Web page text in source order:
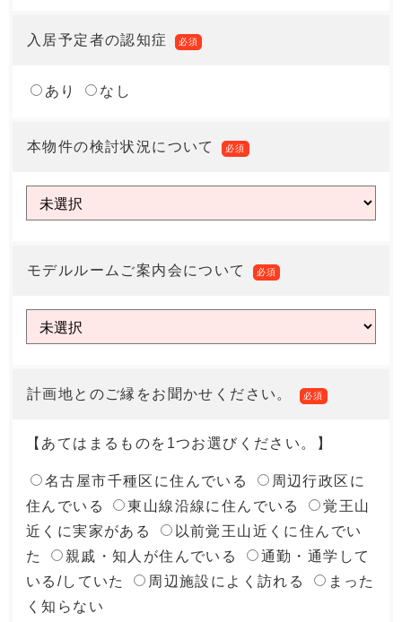
入居予定者の認知症 必須
あり なし
本物件の検討状況について 必須
モデルルームご案内会について 必須
計画地とのご縁をお聞かせください。 必須
【あてはまるものを1つお選びください。】
名古屋市千種区に住んでいる
周辺行政区に
住んでいる
東山線沿線に住んでいる
覚王山
近くに実家がある
以前覚王山近くに住んでい
た
親戚・知人が住んでいる
通勤・通学して
いる/していた
周辺施設によく訪れる
まった
く知らない